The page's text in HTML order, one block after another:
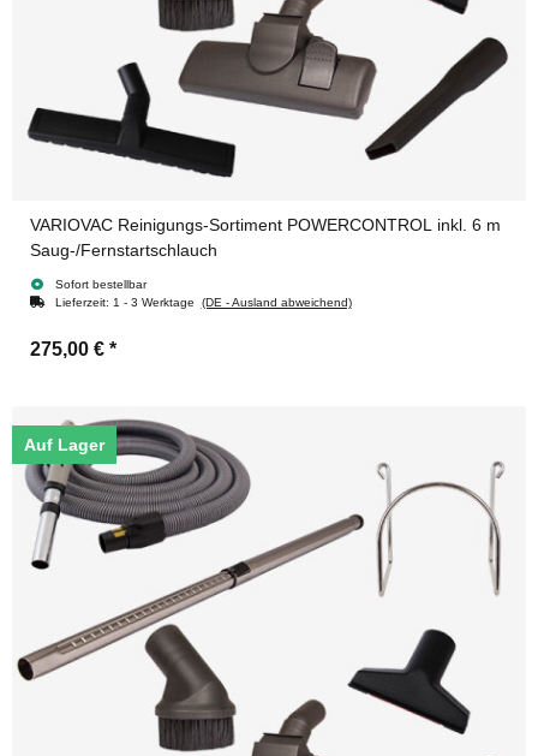
VARIOVAC Reinigungs-Sortiment POWERCONTROL inkl. 6 m
Saug-/Fernstartschlauch
Sofort bestellbar
Lieferzeit: 1 - 3 Werktage (DE - Ausland abweichend)
275,00 € *
Auf Lager